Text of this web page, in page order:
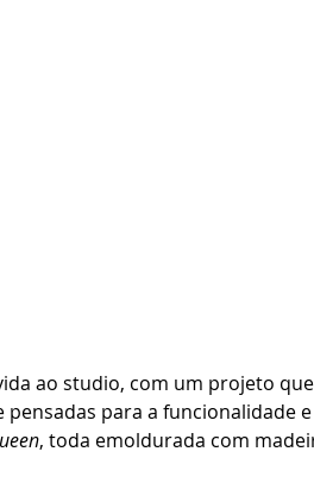
ao studio, com um projeto
para a funcionalidade
, toda emoldurada com